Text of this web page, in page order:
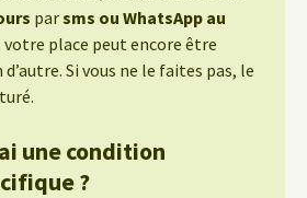
parsms ou WhatsApp au
votre place peut encore être
d’autre. Si vous ne le faites pas, le
une condition
?